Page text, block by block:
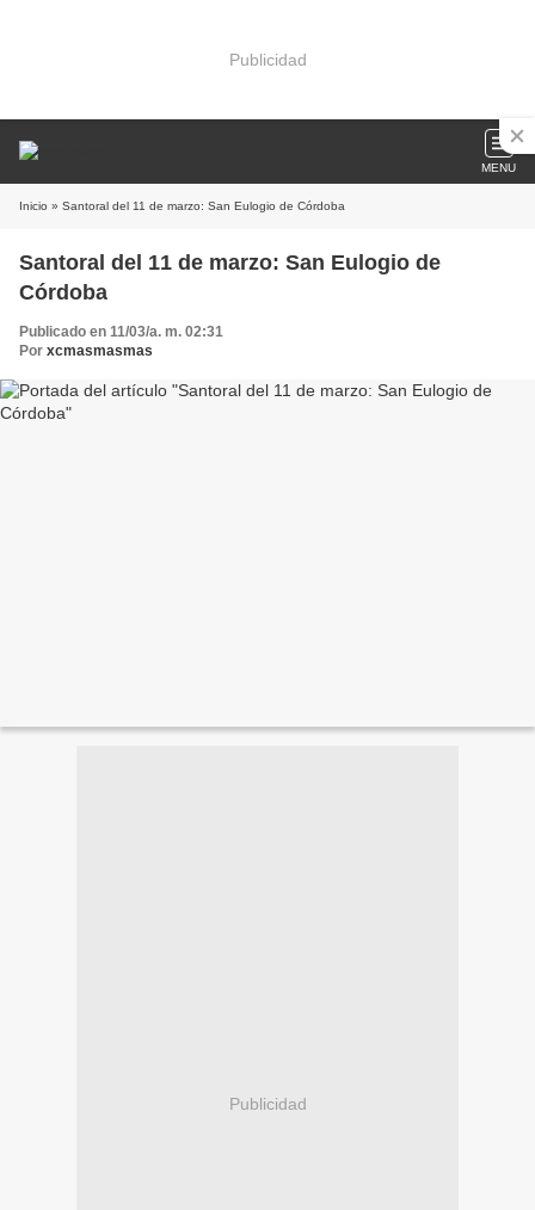
Publicidad
MENU
Inicio » Santoral del 11 de marzo: San Eulogio de Córdoba
Santoral del 11 de marzo: San Eulogio de
Córdoba
Publicado en 11/03/a. m. 02:31
Por xcmasmasmas
Publicidad